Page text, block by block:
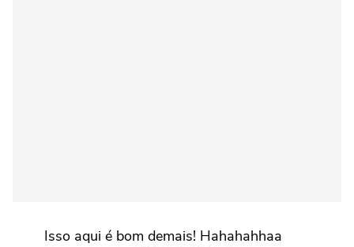
Isso aqui é bom demais! Hahahahhaa